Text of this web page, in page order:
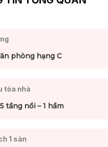
phòng hạng C
tòa nhà
tầng nổi – 1 hầm
1 sàn